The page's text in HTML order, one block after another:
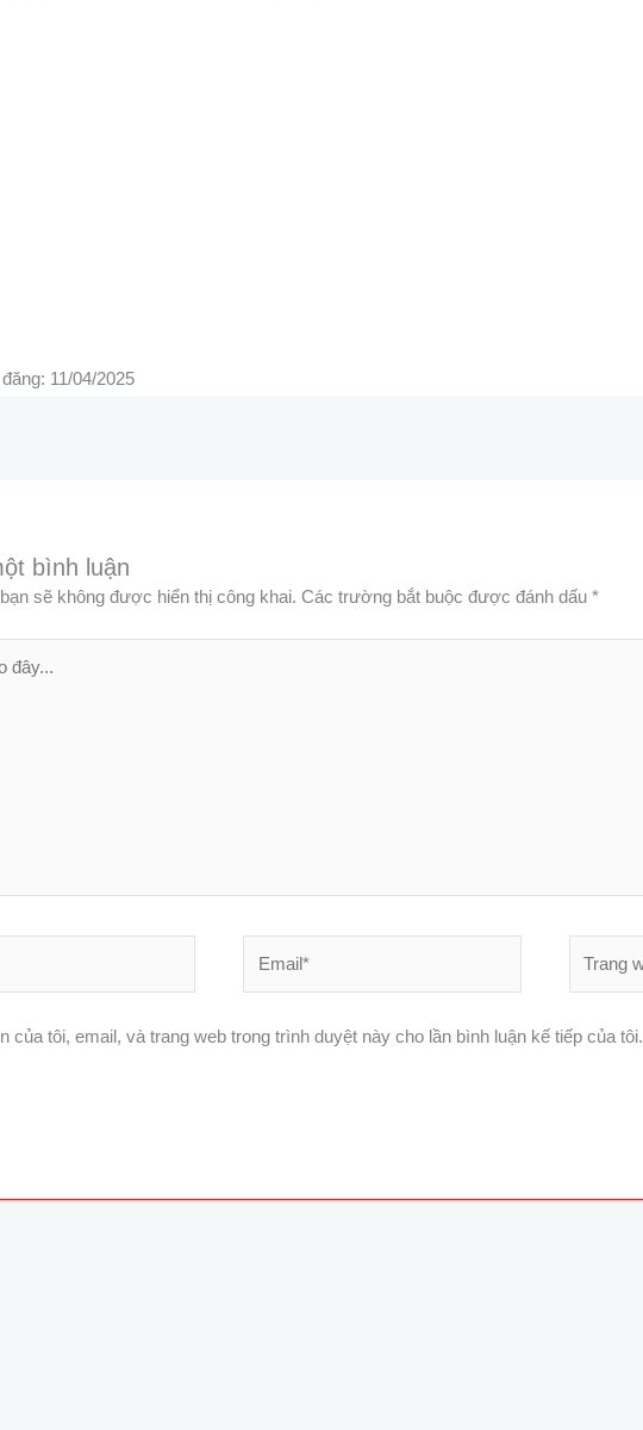
11/04/2025
bình luận
sẽ không được hiển thị công khai. Các trường bắt buộc được đánh dấu*
web
của tôi, email, và trang web trong trình duyệt này cho lần bình luận kế tiếp của tôi.